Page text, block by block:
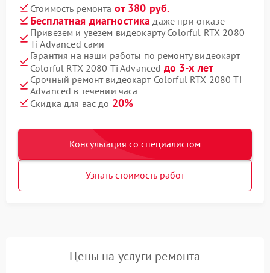
Стоимость ремонта от 380 руб.
Бесплатная диагностика даже при отказе
Привезем и увезем видеокарту Colorful RTX 2080
Ti Advanced сами
Гарантия на наши работы по ремонту видеокарт
Colorful RTX 2080 Ti Advanced до 3-х лет
Срочный ремонт видеокарт Colorful RTX 2080 Ti
Advanced в течении часа
Скидка для вас до 20%
Консультация со специалистом
Узнать стоимость работ
Цены на услуги ремонта